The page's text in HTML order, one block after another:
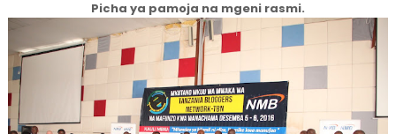
Picha ya pamoja na mgeni rasmi.